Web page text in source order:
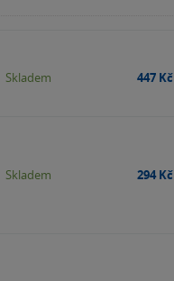
Skladem 447 Kč
Skladem 294 Kč